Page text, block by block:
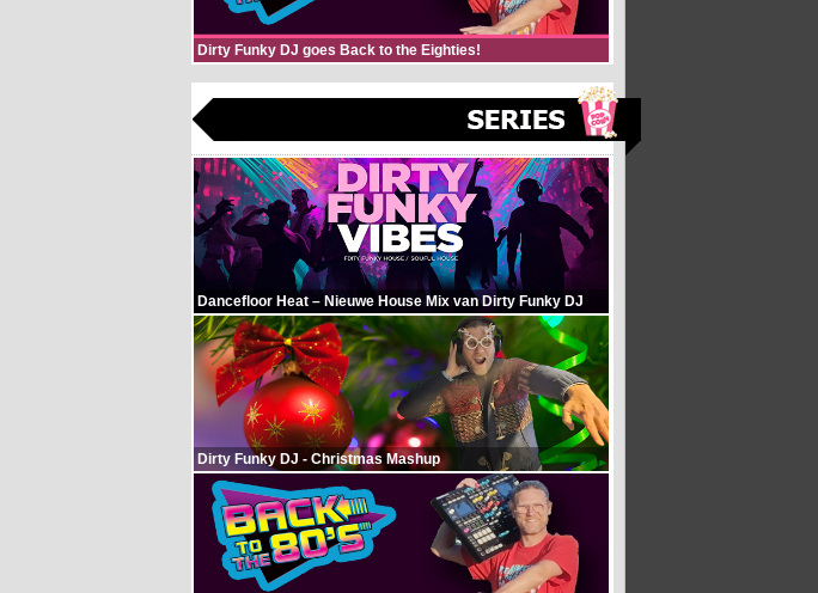
Dirty Funky DJ goes Back to the Eighties!
Dancefloor Heat – Nieuwe House Mix van Dirty Funky DJ
Dirty Funky DJ - Christmas Mashup